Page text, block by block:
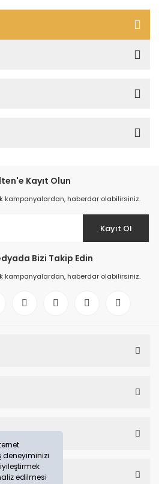
deneyiminizi
edilmesi
Kayıt Olun
kampanyalardan, haberdar olabilirsiniz.
Kayıt Ol
Bizi Takip Edin
kampanyalardan, haberdar olabilirsiniz.